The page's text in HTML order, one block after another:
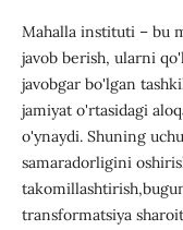
Mahalla instituti – bu
javob berish, ularni
javobgar bo'lgan
jamiyat o'rtasidagi
o'ynaydi. Shuning
samaradorligini
transformatsiya